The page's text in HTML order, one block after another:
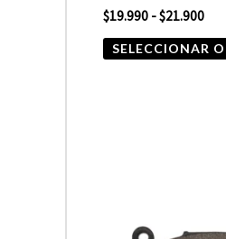
$19.990 -$21.900
SELECCIONAR